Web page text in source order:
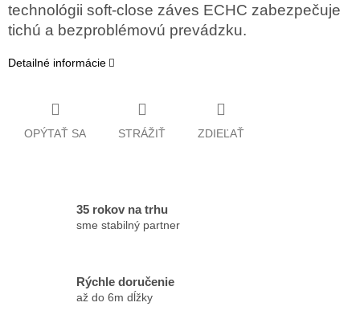
technológii soft-close záves ECHC zabezpečuje
tichú a bezproblémovú prevádzku.
Detailné informácie
OPÝTAŤ SA STRÁŽIŤ ZDIEĽAŤ
35 rokov na trhu
sme stabilný partner
Rýchle doručenie
až do 6m dĺžky